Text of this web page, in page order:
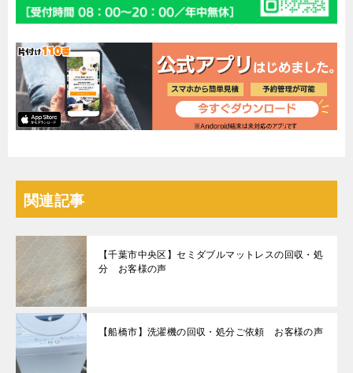
関連記事
【千葉市中央区】セミダブルマットレスの回収・処
分 お客様の声
【船橋市】洗濯機の回収・処分ご依頼 お客様の声